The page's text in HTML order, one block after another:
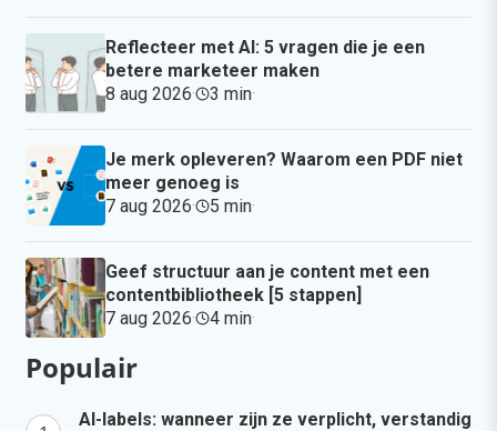
Reflecteer met AI: 5 vragen die je een
betere marketeer maken
8 aug 2026· 3 min·
Je merk opleveren? Waarom een PDF niet
meer genoeg is
7 aug 2026· 5 min·
Geef structuur aan je content met een
contentbibliotheek [5 stappen]
7 aug 2026· 4 min·
Populair
AI-labels: wanneer zijn ze verplicht, verstandig